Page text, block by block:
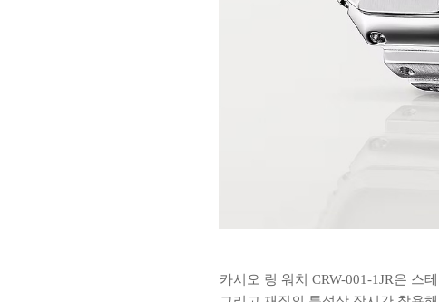
카시오 링 워치 CRW-001-1JR은 스